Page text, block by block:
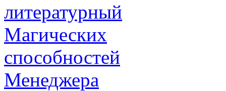
литературный
Магических
способностей
Менеджера